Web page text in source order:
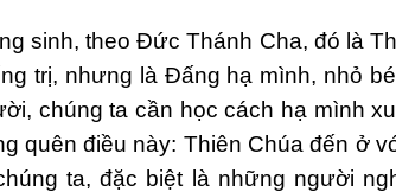
sinh, theo Đức Thánh Cha, đó là
trị, nhưng là Đấng hạ mình, nhỏ
chúng ta cần học cách hạ mình
quên điều này: Thiên Chúa đến ở
ta, đặc biệt là những người